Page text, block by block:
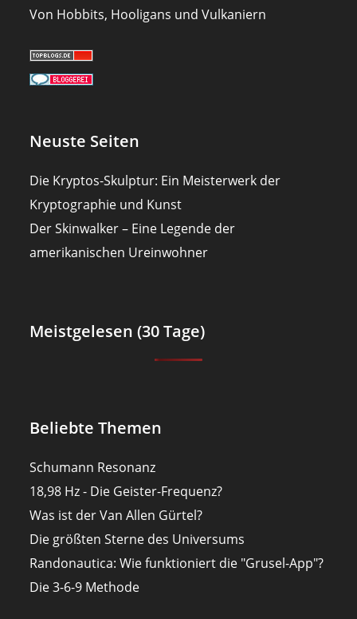
Von Hobbits, Hooligans und Vulkaniern
Neuste Seiten
Die Kryptos-Skulptur: Ein Meisterwerk der
Kryptographie und Kunst
Der Skinwalker – Eine Legende der
amerikanischen Ureinwohner
Meistgelesen (30 Tage)
Beliebte Themen
Schumann Resonanz
18,98 Hz - Die Geister-Frequenz?
Was ist der Van Allen Gürtel?
Die größten Sterne des Universums
Randonautica: Wie funktioniert die "Grusel-App"?
Die 3-6-9 Methode